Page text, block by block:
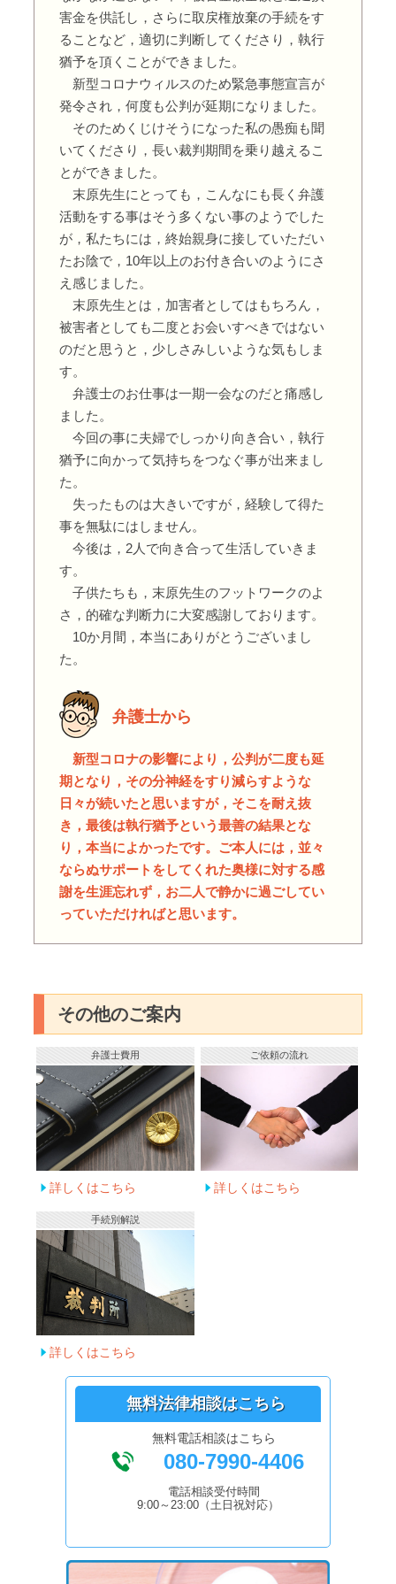
害金を供託し，さらに取戻権放棄の手続をす
ることなど，適切に判断してくださり，執行
猶予を頂くことができました。
新型コロナウィルスのため緊急事態宣言が
発令され，何度も公判が延期になりました。
そのためくじけそうになった私の愚痴も聞
いてくださり，長い裁判期間を乗り越えるこ
とができました。
末原先生にとっても，こんなにも長く弁護
活動をする事はそう多くない事のようでした
が，私たちには，終始親身に接していただい
たお陰で，10年以上のお付き合いのようにさ
え感じました。
末原先生とは，加害者としてはもちろん，
被害者としても二度とお会いすべきではない
のだと思うと，少しさみしいような気もしま
す。
弁護士のお仕事は一期一会なのだと痛感し
ました。
今回の事に夫婦でしっかり向き合い，執行
猶予に向かって気持ちをつなぐ事が出来まし
た。
失ったものは大きいですが，経験して得た
事を無駄にはしません。
今後は，2人で向き合って生活していきま
す。
子供たちも，末原先生のフットワークのよ
さ，的確な判断力に大変感謝しております。
10か月間，本当にありがとうございまし
た。
弁護士から
新型コロナの影響により，公判が二度も延
期となり，その分神経をすり減らすような
日々が続いたと思いますが，そこを耐え抜
き，最後は執行猶予という最善の結果とな
り，本当によかったです。ご本人には，並々
ならぬサポートをしてくれた奥様に対する感
謝を生涯忘れず，お二人で静かに過ごしてい
っていただければと思います。
その他のご案内
弁護士費用
詳しくはこちら
ご依頼の流れ
詳しくはこちら
手続別解説
詳しくはこちら
無料法律相談はこちら
無料電話相談はこちら
080-7990-4406
電話相談受付時間
9:00～23:00（土日祝対応）